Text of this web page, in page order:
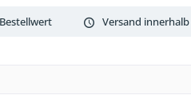
Versand